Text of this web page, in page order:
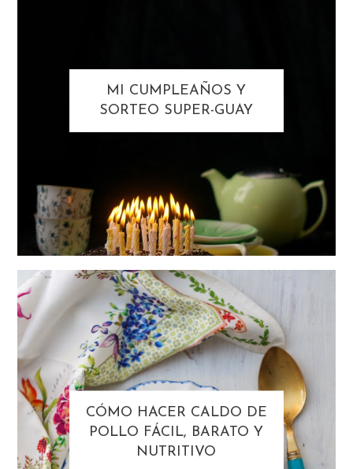
MI CUMPLEAÑOS Y
SORTEO SUPER-GUAY
CÓMO HACER CALDO DE
POLLO FÁCIL, BARATO Y
NUTRITIVO